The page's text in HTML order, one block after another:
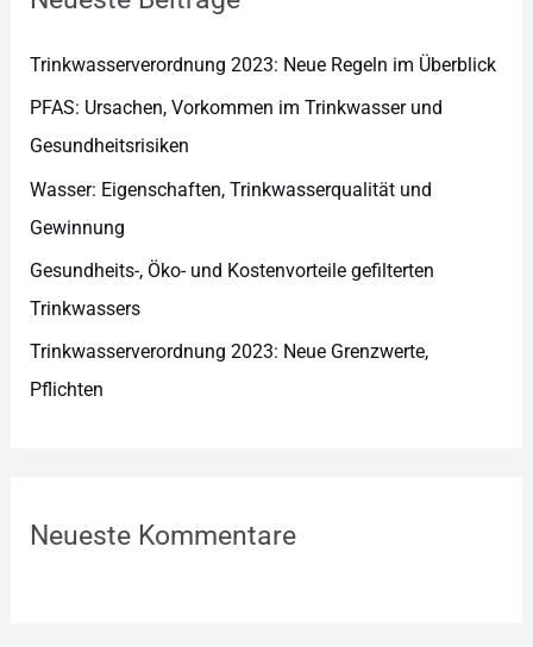
Trinkwasserverordnung 2023: Neue Regeln im Überblick
PFAS: Ursachen, Vorkommen im Trinkwasser und
Gesundheitsrisiken
Wasser: Eigenschaften, Trinkwasserqualität und
Gewinnung
Gesundheits-, Öko- und Kostenvorteile gefilterten
Trinkwassers
Trinkwasserverordnung 2023: Neue Grenzwerte,
Pflichten
Neueste Kommentare
e
n